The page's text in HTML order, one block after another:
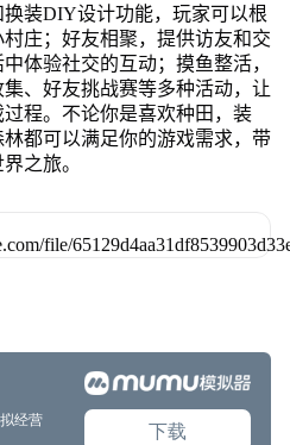
装DIY设计功能，玩家可以根
庄；好友相聚，提供访友和交
体验社交的互动；摸鱼整活，
、好友挑战赛等多种活动，让
程。不论你是喜欢种田，装
都可以满足你的游戏需求，带
之旅。